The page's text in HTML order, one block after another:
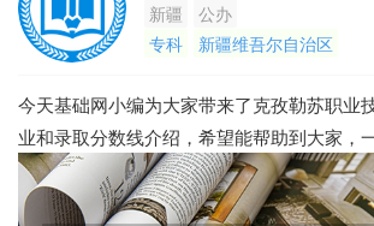
新疆
公办
专科
新疆维吾尔自治区
今天基础网小编为大家带来了克孜勒苏职业
业和录取分数线介绍，希望能帮助到大家，